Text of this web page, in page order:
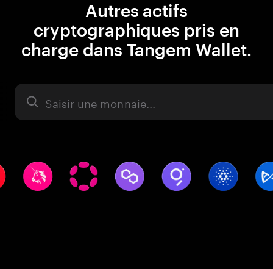
Autres actifs
cryptographiques pris en
charge dans Tangem Wallet.
Actifs